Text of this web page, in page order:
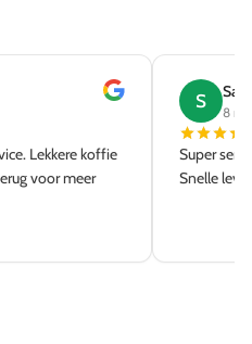
Lekkere koffie
voor meer
S
8
Super
Snelle